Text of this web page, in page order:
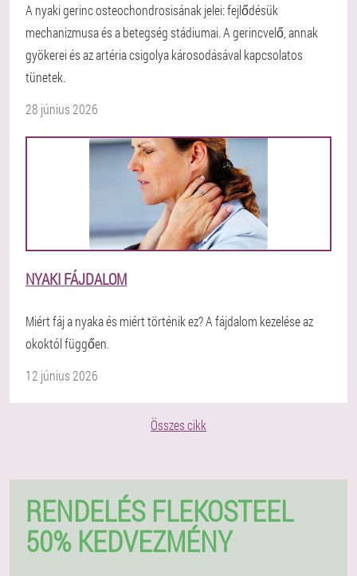
A nyaki gerinc osteochondrosisának jelei: fejlődésük
mechanizmusa és a betegség stádiumai. A gerincvelő, annak
gyökerei és az artéria csigolya károsodásával kapcsolatos
tünetek.
28 június 2026
NYAKI FÁJDALOM
Miért fáj a nyaka és miért történik ez? A fájdalom kezelése az
okoktól függően.
12 június 2026
Összes cikk
RENDELÉS FLEKOSTEEL
50% KEDVEZMÉNY